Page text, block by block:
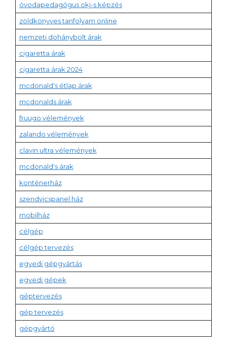
óvodapedagógus okj-s képzés
zöldkönyves tanfolyam online
nemzeti dohánybolt árak
cigaretta árak
cigaretta árak 2024
mcdonald's étlap árak
mcdonalds árak
fruugo vélemények
zalando vélemények
clavin ultra vélemények
mcdonald's árak
konténerház
szendvicspanel ház
mobilház
célgép
célgép tervezés
egyedi gépgyártás
egyedi gépek
géptervezés
gép tervezés
gépgyártó